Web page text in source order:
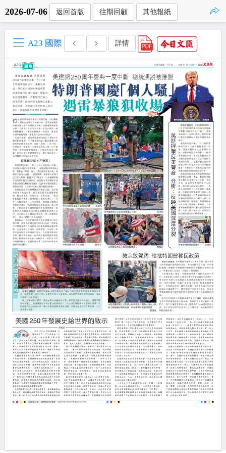
2026-07-06 返回首版 往期回顧 其他報紙
A23 國際 詳情